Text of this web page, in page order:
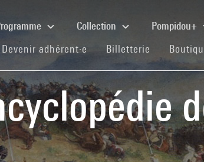
Collection Pompidou+
Devenir adhérent·e (current)
Billetterie (current)